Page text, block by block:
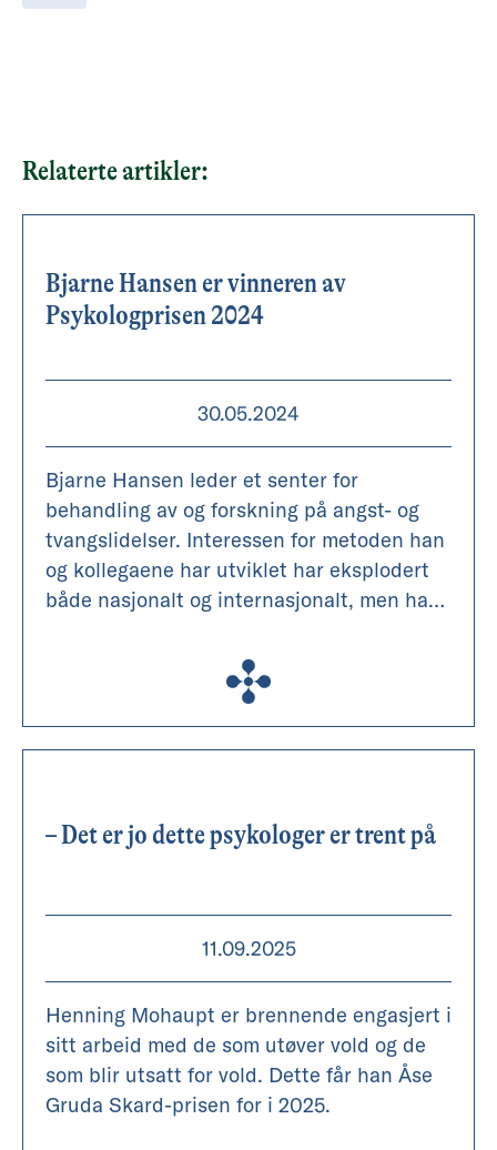
Relaterte artikler:
Bjarne Hansen er vinneren av
Psykologprisen 2024
30.05.2024
Bjarne Hansen leder et senter for
behandling av og forskning på angst- og
tvangslidelser. Interessen for metoden han
og kollegaene har utviklet har eksplodert
både nasjonalt og internasjonalt, men han
– Det er jo dette psykologer er trent på
11.09.2025
Henning Mohaupt er brennende engasjert i
sitt arbeid med de som utøver vold og de
som blir utsatt for vold. Dette får han Åse
Gruda Skard-prisen for i 2025.